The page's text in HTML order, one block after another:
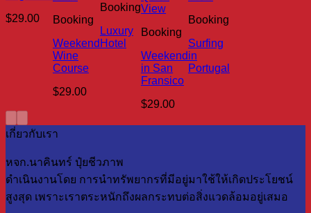
$29.00
Booking
Weekend
Wine
Course
$29.00
Booking
Luxury
Hotel
View
Booking
Weekend
in San
Fransico
$29.00
Booking
Surfing
in
Portugal
เกี่ยวกับเรา
หจก.นาคินทร์ ปุ๋ยชีวภาพ
ดำเนินงานโดย การนำทรัพยากรที่มีอยู่มาใช้ให้เกิดประโยชน์
สูงสุด เพราะเราตระหนักถึงผลกระทบต่อสิ่งแวดล้อมอยู่เสมอ